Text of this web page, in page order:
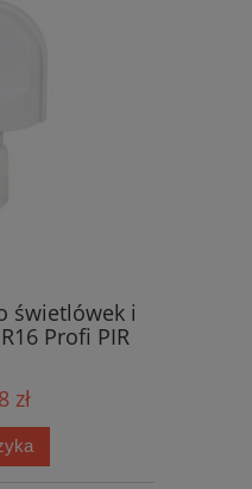
świetlówek i
Profi PIR
zł